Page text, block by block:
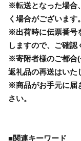
※転送となった場合
く場合がございます。
※出荷時に伝票番号
しますので、ご確認
※寄附者様のご都合(
返礼品の再送はいた
※商品がお手元に届
さい。
■関連キーワード